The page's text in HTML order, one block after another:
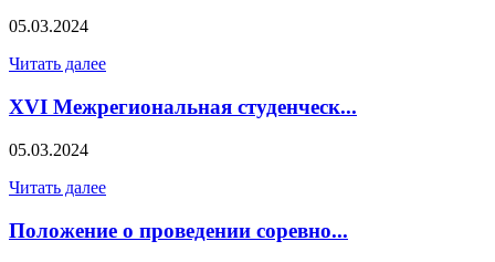
05.03.2024
Читать далее
XVI Межрегиональная студенческ...
05.03.2024
Читать далее
Положение о проведении соревно...